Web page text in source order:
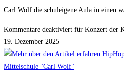
Carl Wolf die schuleigene Aula in einen
Kommentare deaktiviert für Konzert der
19. Dezember 2025
Mittelschule "Carl Wolf"